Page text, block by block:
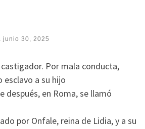
junio 30, 2025
Por mala conducta,
esclavo a su hijo
después, en Roma, se llamó
por Onfale, reina de Lidia, y a su